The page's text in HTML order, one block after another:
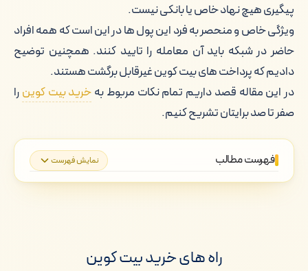
پیگیری هیچ نهاد خاص یا بانکی نیست.
ویژگی خاص و منحصر به فرد این پول ها در این است که همه افراد
حاضر در شبکه باید آن معامله را تایید کنند. همچنین توضیح
دادیم که پرداخت های بیت کوین غیرقابل برگشت هستند.
در این مقاله قصد داریم تمام نکات مربوط بهخرید بیت کوینرا
صفر تا صد برایتان تشریح کنیم.
فهرست مطالب نمایش فهرست
راه های خرید بیت کوین
بهترین روش خرید بیت کوین چیست؟
راه های خرید بیت کوین